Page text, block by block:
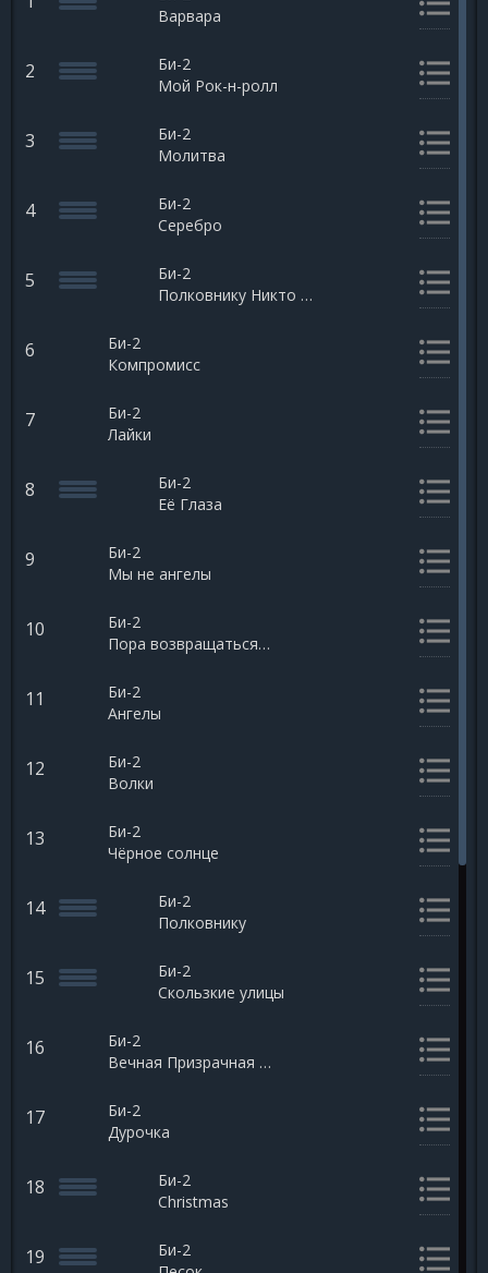
Варвара
2
Би-2
Мой Рок-н-ролл
3
Би-2
Молитва
4
Би-2
Серебро
5
Би-2
Полковнику Никто Не Пишет
6
Би-2
Компромисс
7
Би-2
Лайки
8
Би-2
Её Глаза
9
Би-2
Мы не ангелы
10
Би-2
Пора возвращаться домой
11
Би-2
Ангелы
12
Би-2
Волки
13
Би-2
Чёрное солнце
14
Би-2
Полковнику
15
Би-2
Скользкие улицы
16
Би-2
Вечная Призрачная Встречная
17
Би-2
Дурочка
18
Би-2
Christmas
19
Би-2